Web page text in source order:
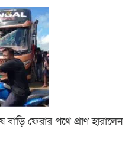
বাড়ি ফেরার পথে প্রাণ হারালেন